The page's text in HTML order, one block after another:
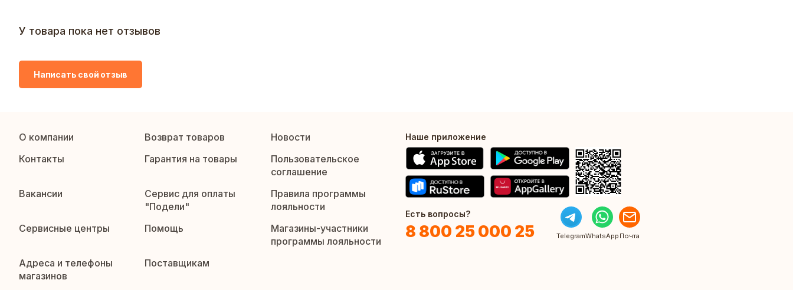
У товара пока нет отзывов
Написать свой отзыв
О компании Возврат товаров
Новости
Контакты
Гарантия на товары
Пользовательское
соглашение
Вакансии
Сервис для оплаты
"Подели"
Правила программы
лояльности
Сервисные центры
Помощь
Магазины-участники
программы лояльности
Адреса и телефоны
магазинов
Поставщикам
Наше приложение
Есть вопросы?
8 800 25 000 25 TelegramWhatsApp Почта